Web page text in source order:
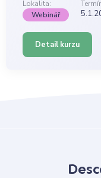
Lokalita:
Webinář
Detail kurzu